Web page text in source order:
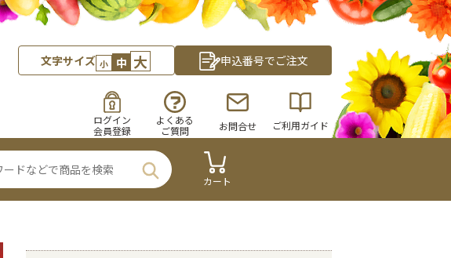
文字サイズ 小 中 大 申込番号でご注文
ログイン
会員登録
よくある
ご質問
お問合せ ご利用ガイド
カート